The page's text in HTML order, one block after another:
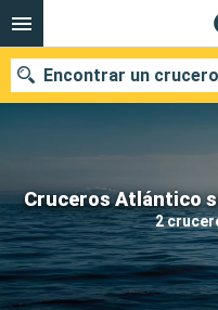
Cruceros Atlántico
2
Encontrar un crucero
Nuestros destinos
Fecha de salida
Puertos